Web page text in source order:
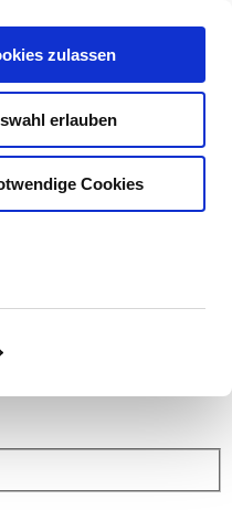
zulassen
erlauben
Cookies